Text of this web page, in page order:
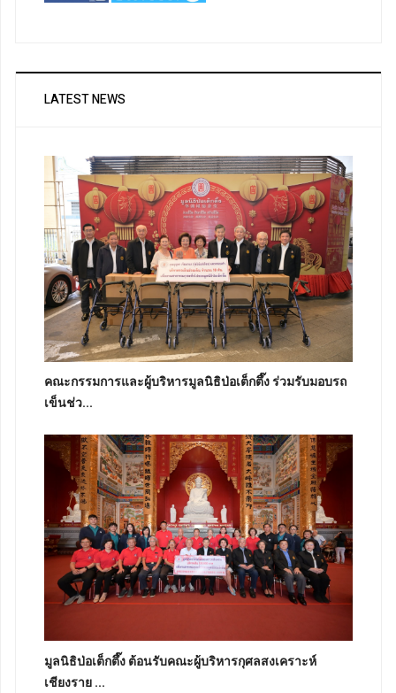
LATEST NEWS
คณะกรรมการและผู้บริหารมูลนิธิป่อเต็กตึ๊ง ร่วมรับมอบรถ
เข็นช่ว...
มูลนิธิป่อเต็กตึ๊ง ต้อนรับคณะผู้บริหารกุศลสงเคราะห์
เชียงราย ...